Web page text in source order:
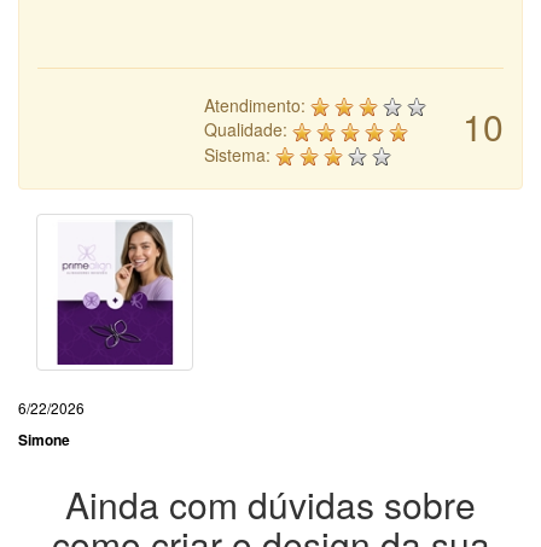
10
Atendimento:
Qualidade:
Sistema:
6/22/2026
Simone
Ainda com dúvidas sobre